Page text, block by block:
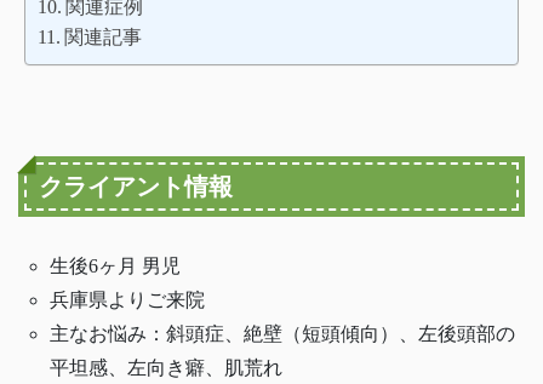
関連症例
関連記事
クライアント情報
生後6ヶ月 男児
兵庫県よりご来院
主なお悩み：斜頭症、絶壁（短頭傾向）、左後頭部の
平坦感、左向き癖、肌荒れ